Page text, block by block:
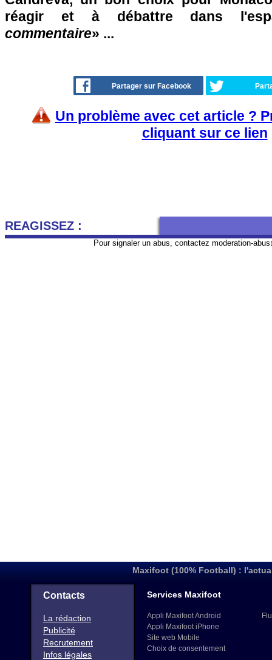
réagir et à débattre dans
commentaire» ...
Partager sur Facebook
Un problème avec cet article ?
cliquant sur ce lien
REAGISSEZ :
Pour signaler un abus, contactez moderation-
Maxifoot (100% Football) :
Contacts
La rédaction
Publicité
Recrutement
Infos légales
Services Maxifoot
Appli Maxifoot Android
Appli Maxifoot iPhone
Site web Mobile
Choix de consentement